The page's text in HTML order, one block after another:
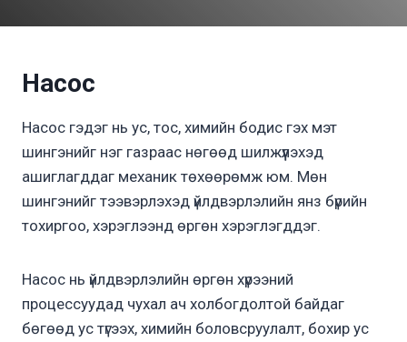
Насос
Насос гэдэг нь ус, тос, химийн бодис гэх мэт
шингэнийг нэг газраас нөгөөд шилжүүлэхэд
ашиглагддаг механик төхөөрөмж юм. Мөн
шингэнийг тээвэрлэхэд үйлдвэрлэлийн янз бүрийн
тохиргоо, хэрэглээнд өргөн хэрэглэгддэг.
Насос нь үйлдвэрлэлийн өргөн хүрээний
процессуудад чухал ач холбогдолтой байдаг
бөгөөд ус түгээх, химийн боловсруулалт, бохир ус